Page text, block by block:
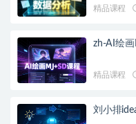
精品课程
zh-AI绘
精品课程
刘小排